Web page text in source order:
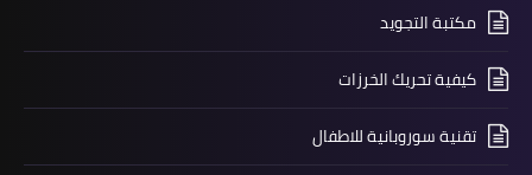
مكتبة التجويد
كيفية تحريك الخرزات
تقنية سوروبانية للاطفال